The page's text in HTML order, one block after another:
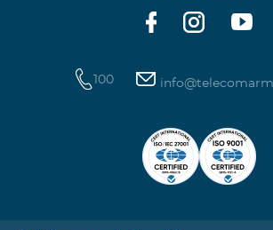
ծանոթանալ այստեղ։
100